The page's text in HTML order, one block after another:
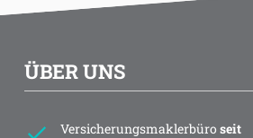
ÜBER UNS
Versicherungsmaklerbüro seit